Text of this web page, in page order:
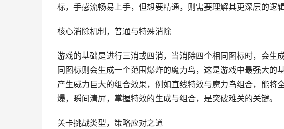
标，手感流畅易上手，但想要精通，则需要理解其更深层的逻辑
核心消除机制，普通与特殊消除
游戏的基础是进行三消或四消，当消除四个相同图标时，会生
同图标则会生成一个范围爆炸的魔力鸟，这是游戏中最强大的
产生威力巨大的组合效果，例如直线特效与魔力鸟组合，能将
爆，瞬间清屏，掌握特效的生成与组合，是突破难关的关键。
关卡挑战类型，策略应对之道